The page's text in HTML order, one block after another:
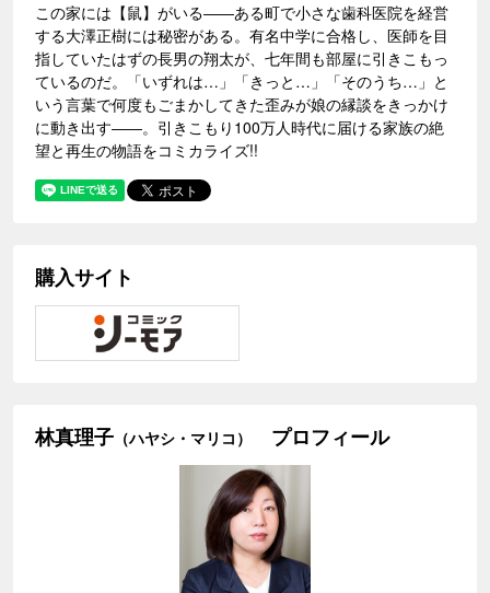
この家には【鼠】がいる――ある町で小さな歯科医院を経営
する大澤正樹には秘密がある。有名中学に合格し、医師を目
指していたはずの長男の翔太が、七年間も部屋に引きこもっ
ているのだ。「いずれは…」「きっと…」「そのうち…」と
いう言葉で何度もごまかしてきた歪みが娘の縁談をきっかけ
に動き出す――。引きこもり100万人時代に届ける家族の絶
望と再生の物語をコミカライズ!!
購入サイト
林真理子 （ハヤシ・マリコ） プロフィール